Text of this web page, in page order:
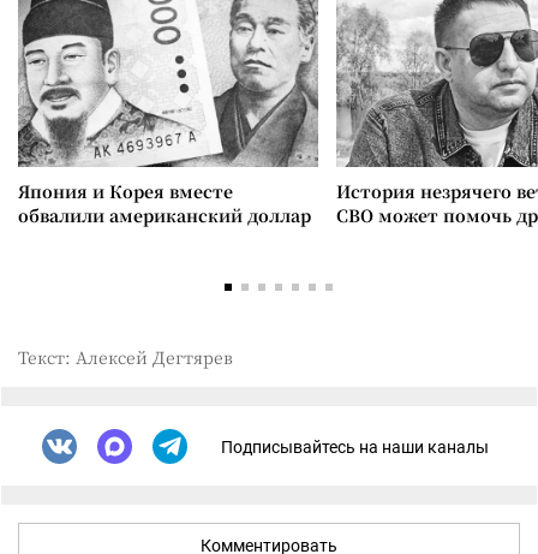
Япония и Корея вместе
обвалили американский доллар
История незрячего
СВО может помочь
Текст: Алексей Дегтярев
Подписывайтесь на наши каналы
Комментировать